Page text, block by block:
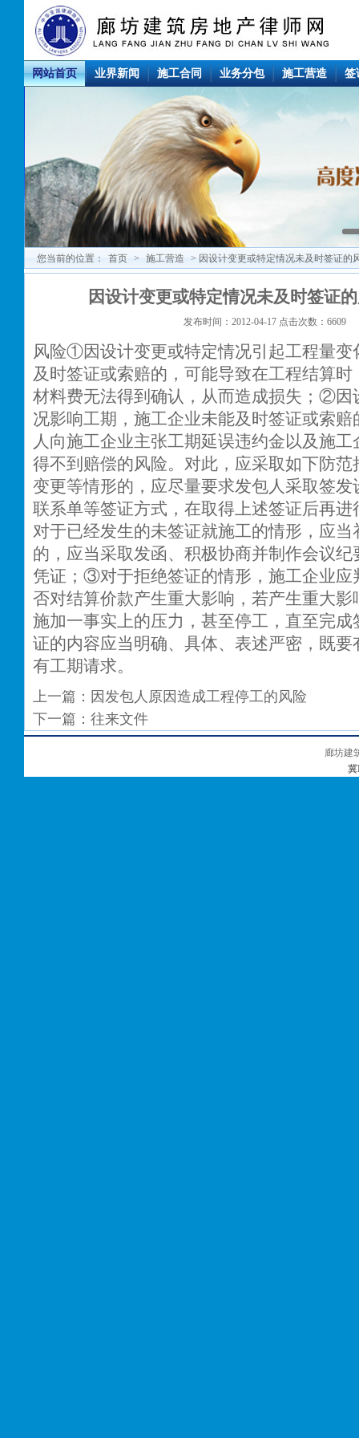
网站首页 业界新闻 施工合同 业务分包 施工营造 签
您当前的位置： 首页 > 施工营造 > 因设计变更或特定情况未及时签证的
因设计变更或特定情况未及时签证
发布时间：2012-04-17 点击次数：6609
风险①因设计变更或特定情况引起工程量变
及时签证或索赔的，可能导致在工程结算
材料费无法得到确认，从而造成损失；②因
况影响工期，施工企业未能及时签证或索赔
人向施工企业主张工期延误违约金以及施
得不到赔偿的风险。对此，应采取如下防
变更等情形的，应尽量要求发包人采取签发
联系单等签证方式，在取得上述签证后再
对于已经发生的未签证就施工的情形，应当
的，应当采取发函、积极协商并制作会议
凭证；③对于拒绝签证的情形，施工企业应
否对结算价款产生重大影响，若产生重大影
施加一事实上的压力，甚至停工，直至完
证的内容应当明确、具体、表述严密，既要
有工期请求。
上一篇： 因发包人原因造成工程停工的风险
下一篇： 往来文件
廊坊建
冀